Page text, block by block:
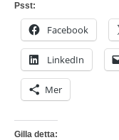
Psst:
Facebook
LinkedIn
Mer
Gilla detta: